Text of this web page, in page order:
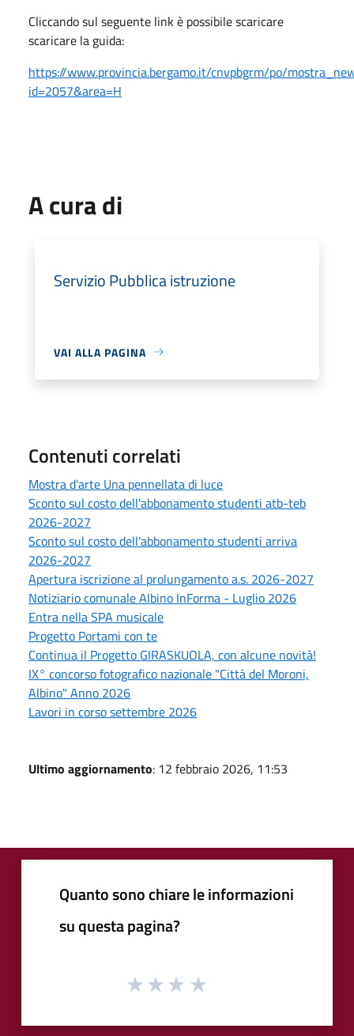
Cliccando sul seguente link è possibile scaricare
scaricare la guida:
https://www.provincia.bergamo.it/cnvpbgrm/po/
id=2057&area=H
A cura di
Servizio Pubblica istruzione
VAI ALLA PAGINA
Contenuti correlati
Mostra d'arte Una pennellata di luce
Sconto sul costo dell'abbonamento studenti atb-teb
2026-2027
Sconto sul costo dell'abbonamento studenti arriva
2026-2027
Apertura iscrizione al prolungamento a.s. 2026-2027
Notiziario comunale Albino InForma - Luglio 2026
Entra nella SPA musicale
Progetto Portami con te
Continua il Progetto GIRASKUOLA, con alcune novità!
IX° concorso fotografico nazionale "Città del Moroni,
Albino" Anno 2026
Lavori in corso settembre 2026
Ultimo aggiornamento: 12 febbraio 2026, 11:53
Quanto sono chiare le informazioni
su questa pagina?